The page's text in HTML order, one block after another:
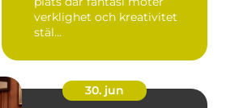
verklighet och kreativitet
stäl...
30. jun